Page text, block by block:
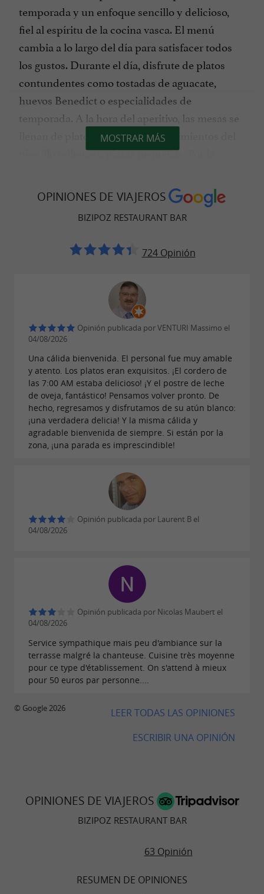
temporada y un enfoque sencillo y delicioso,
fiel al espíritu de la cocina vasca. El menú
cambia a lo largo del día para satisfacer todos
los gustos. Durante el día, disfrute de platos
contundentes como tostadas de aguacate,
huevos Benedict o especialidades de
temporada. A la hora del aperitivo, las mesas se
llenan de platos para compartir, pimientos del
piquillo rellenos o pizzas pequeñas. Por la
compartir con pintxos, carnes, pescados,
hamburguesas, ensaladas y postres, todo
servido con un estilo sencillo y auténtico. Los
domingos, Bizipoz ofrece una delicia especial:
brunch el primer domingo de cada mes
domingos, pollo asado con patatas, al estilo del
tradicional almuerzo dominical.
Un bar animado y un ambiente festivo
durante todo el año.
Bizipoz cuenta con dos amplias barras, una
coctelería y una vinoteca, ofreciendo un
ambiente agradable tanto de día como de
noche. A lo largo del año, una variada
programación de eventos anima el local:
conciertos en directo, sesiones de DJ, brunchs
musicales, retransmisiones deportivas y veladas
festivas. Es el lugar perfecto para quienes
buscan un bar en Saint-Jean-de-Luz o un sitio
UN LUGAR IMPRESCINDIBLE PARA COMER Y
SALIR EN EL PAÍS VASCO.
La gente viene aquí a comer, tomar algo,
escuchar música, jugar a los dardos o
simplemente disfrutar del momento. Bizipoz,
que significa alegría de vivir en euskera, refleja a
animado, acogedor y generoso al que la gente
GUIDE DU PAYS BASQUE
MOSTRAR MÁS
OPINIONES DE VIAJEROS
BIZIPOZ RESTAURANT BAR
724 Opinión
Opinión publicada por VENTURI Massimo el
04/08/2026
Una cálida bienvenida. El personal fue muy amable
y atento. Los platos eran exquisitos. ¡El cordero de
las 7:00 AM estaba delicioso! ¡Y el postre de leche
de oveja, fantástico! Pensamos volver pronto. De
hecho, regresamos y disfrutamos de su atún blanco:
¡una verdadera delicia! Y la misma cálida y
agradable bienvenida de siempre. Si están por la
zona, ¡una parada es imprescindible!
Opinión publicada por Laurent B el
04/08/2026
Opinión publicada por Nicolas Maubert el
04/08/2026
Service sympathique mais peu d'ambiance sur la
terrasse malgré la chanteuse. Cuisine très moyenne
pour ce type d'établissement. On s'attend à mieux
pour 50 euros par personne....
LEER TODAS LAS OPINIONES
ESCRIBIR UNA OPINIÓN
© Google 2026
OPINIONES DE VIAJEROS
BIZIPOZ RESTAURANT BAR
63 Opinión
RESUMEN DE OPINIONES